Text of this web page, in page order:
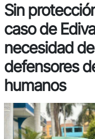
Sin
caso de
necesidad
defensores
humanos